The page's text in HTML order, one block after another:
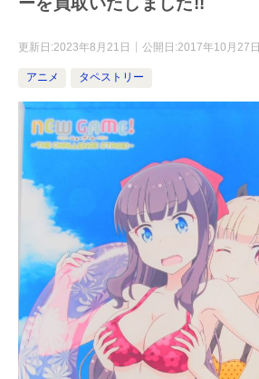
更新日:2023年8月21日 公開日:2017年10月27日
アニメ タペストリー